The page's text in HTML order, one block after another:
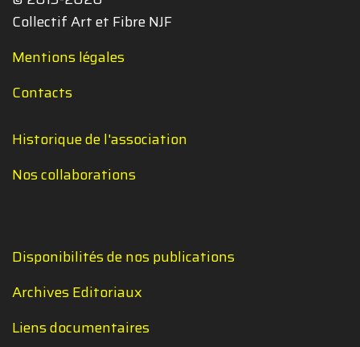
Collectif Art et Fibre NJF
Mentions légales
Contacts
Historique de l'association
Nos collaborations
Disponibilités de nos publications
Archives Editoriaux
Liens documentaires